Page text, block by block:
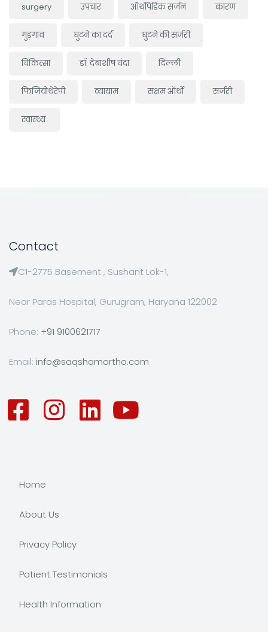
surgery उपचार ऑर्थोपेडिक सर्जन कारण
गुड़गांव घुटने का दर्द घुटने की सर्जरी
चिकित्सा डॉ. देबाशीष चंदा दिल्ली
फिजियोथेरेपी व्यायाम सक्षम ऑर्थो सर्जरी
स्वास्थ्य.
Contact
C1-2775 Basement , Sushant Lok-1,
Near Paras Hospital, Gurugram, Haryana 122002
Phone: +91 9100621717
Email: info@saqshamortho.com
Home
About Us
Privacy Policy
Patient Testimonials
Health Information